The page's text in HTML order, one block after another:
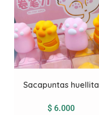
Sacapuntas huellita
$ 6.000